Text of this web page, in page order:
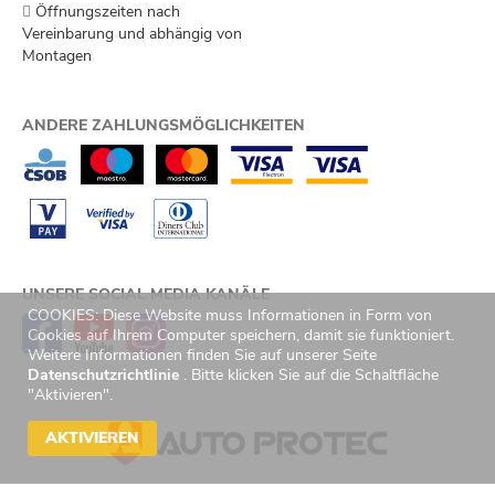
COOKIES: Diese Website muss Informationen in Form von
Cookies auf Ihrem Computer speichern, damit sie funktioniert.
Weitere Informationen finden Sie auf unserer Seite
Datenschutzrichtlinie . Bitte klicken Sie auf die Schaltfläche
"Aktivieren".
AKTIVIEREN
Öffnungszeiten nach
Vereinbarung und abhängig von
Montagen
ANDERE ZAHLUNGSMÖGLICHKEITEN
UNSERE SOCIAL MEDIA KANÄLE